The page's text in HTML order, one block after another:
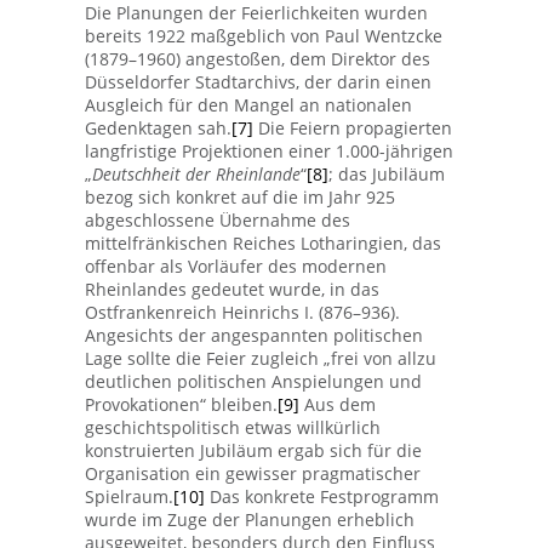
Die Planungen der Feierlichkeiten wurden
bereits 1922 maßgeblich von Paul Wentzcke
(1879–1960) angestoßen, dem Direktor des
Düsseldorfer Stadtarchivs, der darin einen
Ausgleich für den Mangel an nationalen
Gedenktagen sah.[7] Die Feiern propagierten
langfristige Projektionen einer 1.000-jährigen
„Deutschheit der Rheinlande“[8]; das Jubiläum
bezog sich konkret auf die im Jahr 925
abgeschlossene Übernahme des
mittelfränkischen Reiches Lotharingien, das
offenbar als Vorläufer des modernen
Rheinlandes gedeutet wurde, in das
Ostfrankenreich Heinrichs I. (876–936).
Angesichts der angespannten politischen
Lage sollte die Feier zugleich „frei von allzu
deutlichen politischen Anspielungen und
Provokationen“ bleiben.[9] Aus dem
geschichtspolitisch etwas willkürlich
konstruierten Jubiläum ergab sich für die
Organisation ein gewisser pragmatischer
Spielraum.[10] Das konkrete Festprogramm
wurde im Zuge der Planungen erheblich
ausgeweitet, besonders durch den Einfluss